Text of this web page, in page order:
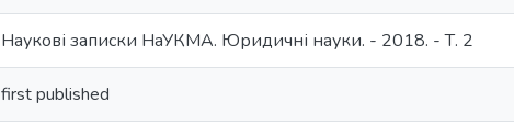
Наукові записки НаУКМА. Юридичні науки. - 2018. - Т. 2
first published